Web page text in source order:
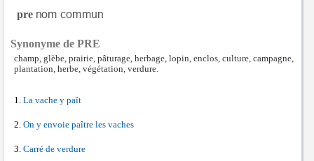
pre
Synonyme de PRE
champ, glèbe, prairie, pâturage, herbage, lopin, enclos, culture, campagne,
plantation, herbe, végétation, verdure.
La vache y paît
On y envoie paître les vaches
Carré de verdure